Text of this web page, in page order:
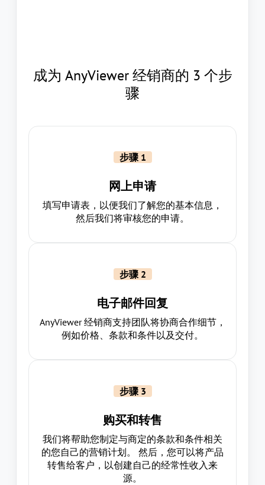
成为 AnyViewer 经销商的 3 个步
骤
步骤 1
网上申请
填写申请表，以便我们了解您的基本信息，
然后我们将审核您的申请。
步骤 2
电子邮件回复
AnyViewer 经销商支持团队将协商合作细节，
例如价格、条款和条件以及交付。
步骤 3
购买和转售
我们将帮助您制定与商定的条款和条件相关
的您自己的营销计划。 然后，您可以将产品
转售给客户，以创建自己的经常性收入来
源。